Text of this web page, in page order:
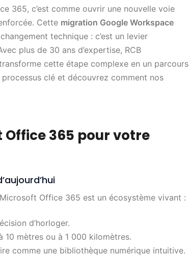
365, c’est comme ouvrir une nouvelle voie
Cette migration Google Workspace
technique : c’est un levier
plus de 30 ans d’expertise, RCB
cette étape complexe en un parcours
clé et découvrez comment nos
365 pour votre
Office 365 est un écosystème vivant :
d’horloger.
10 mètres ou à 1 000 kilomètres.
comme une bibliothèque numérique intuitive.